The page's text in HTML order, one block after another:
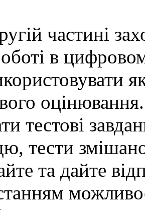
частині
в
тестові
тести
та дайте